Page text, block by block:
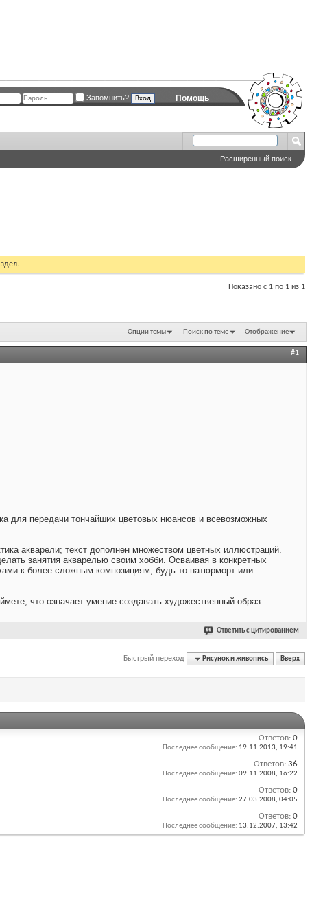
Помощь
Запомнить?
Расширенный поиск
Показано с 1 по 1 из 1
Опции темы Поиск по теме Отображение
#1
для передачи тончайших цветовых нюансов и всевозможных
акварели; текст дополнен множеством цветных иллюстраций.
занятия акварелью своим хобби. Осваивая в конкретных
к более сложным композициям, будь то натюрморт или
что означает умение создавать художественный образ.
Ответить с цитированием
Быстрый переход Рисунок и живопись Вверх
Ответов: 0
Последнее сообщение: 19.11.2013, 19:41
Ответов: 36
Последнее сообщение: 09.11.2008, 16:22
Ответов: 0
Последнее сообщение: 27.03.2008, 04:05
Ответов: 0
Последнее сообщение: 13.12.2007, 13:42